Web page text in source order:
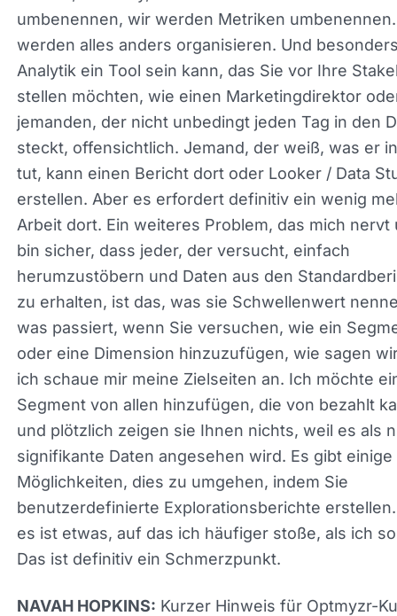
denke, sie haben einen schlechten Job gemacht,
Hinweise in der Benutzeroberfläche zu
Ich denke, sie hätten einen besseren Job
können, wissen Sie, selbst wenn sie alles von
auf neu aufbauen wollten, wie: Hey, wir werden
Ihre Berichte umbenennen, wir werden Metriken
umbenennen. Wir werden alles anders
Und besonders wenn Analytik ein Tool sein kann,
Sie vor Ihre Stakeholder stellen möchten, wie
Marketingdirektor oder jemanden, der nicht
jeden Tag in den Details steckt, offensichtlich.
der weiß, was er in GA tut, kann einen Bericht
Looker / Data Studio erstellen. Aber es erfordert
definitiv ein wenig mehr Arbeit dort. Ein weiteres
Problem, das mich nervt und ich bin sicher, dass
der versucht, einfach herumzustöbern und
den Standardberichten zu erhalten, ist das, was
Schwellenwert nennen, wo was passiert, wenn
versuchen, wie ein Segment oder eine Dimension
hinzuzufügen, wie sagen wir, okay, ich schaue
meine Zielseiten an. Ich möchte ein Segment von
hinzufügen, die von bezahlt kamen und plötzlich
angesehen wird. Es gibt einige Möglichkeiten,